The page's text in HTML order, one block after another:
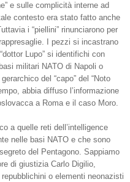
e sulle complicità interne ad
contesto era stato fatto anche
i “piellini” rinunciarono per
I pezzi si incastrano
Lupo” si identifichi con
militari NATO di Napoli o
del “capo” del “Noto
abbia diffuso l’informazione
a Roma e il caso Moro.
a quelle reti dell’intelligence
nelle basi NATO e che sono
del Pentagono. Sappiamo
di giustizia Carlo Digilio,
o elementi neonazisti